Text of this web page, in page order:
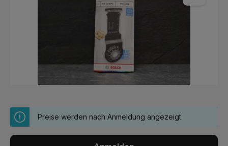
Preise werden nach Anmeldung angezeigt